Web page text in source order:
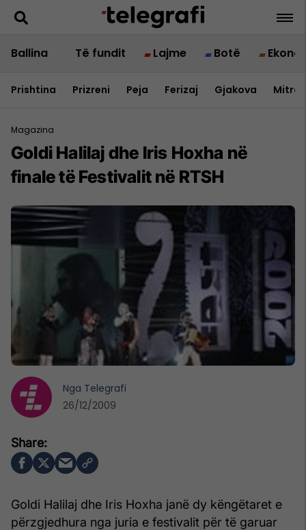
Ballina Të fundit Lajme Botë
Prishtina Prizreni Peja Ferizaj Gjakova
Magazina
Goldi Halilaj dhe Iris Hoxha në
finale të Festivalit në RTSH
Goldi Halilaj dhe Iris Hoxha janë dy këngëtaret e
përzgjedhura nga juria e festivalit për të garuar
Nga Telegrafi
26/12/2009